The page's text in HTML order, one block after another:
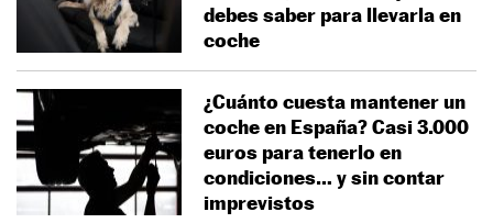
debes saber para llevarla en
coche
¿Cuánto cuesta mantener un
coche en España? Casi 3.000
euros para tenerlo en
condiciones… y sin contar
imprevistos